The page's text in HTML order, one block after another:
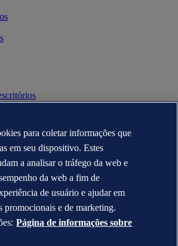
AS 2025
cookies
para coletar informações que
em seu dispositivo. Estes
a analisar o tráfego da web e
da web a fim de
de usuário e ajudar em
promocionais e de marketing.
Página de informações sobre